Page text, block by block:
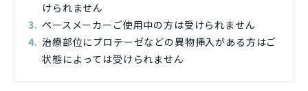
けられません
ペースメーカーご使用中の方は受けられません
治療部位にプロテーゼなどの異物挿入がある方はご
状態によっては受けられません